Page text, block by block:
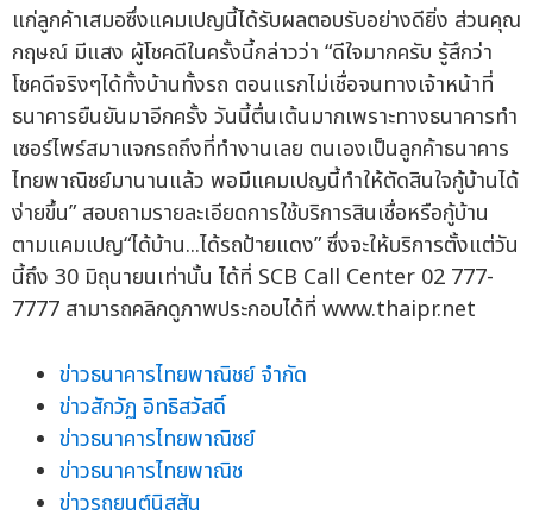
แก่ลูกค้าเสมอซึ่งแคมเปญนี้ได้รับผลตอบรับอย่างดียิ่ง ส่วนคุณ
กฤษณ์ มีแสง ผู้โชคดีในครั้งนี้กล่าวว่า “ดีใจมากครับ รู้สึกว่า
โชคดีจริงๆได้ทั้งบ้านทั้งรถ ตอนแรกไม่เชื่อจนทางเจ้าหน้าที่
ธนาคารยืนยันมาอีกครั้ง วันนี้ตื่นเต้นมากเพราะทางธนาคารทำ
เซอร์ไพร์สมาแจกรถถึงที่ทำงานเลย ตนเองเป็นลูกค้าธนาคาร
ไทยพาณิชย์มานานแล้ว พอมีแคมเปญนี้ทำให้ตัดสินใจกู้บ้านได้
ง่ายขึ้น” สอบถามรายละเอียดการใช้บริการสินเชื่อหรือกู้บ้าน
ตามแคมเปญ“ได้บ้าน...ได้รถป้ายแดง” ซึ่งจะให้บริการตั้งแต่วัน
นี้ถึง 30 มิถุนายนเท่านั้น ได้ที่ SCB Call Center 02 777-
7777 สามารถคลิกดูภาพประกอบได้ที่ www.thaipr.net
ข่าวธนาคารไทยพาณิชย์ จำกัด
ข่าวสักวัฏ อิทธิสวัสดิ์
ข่าวธนาคารไทยพาณิชย์
ข่าวธนาคารไทยพาณิช
ข่าวรถยนต์นิสสัน